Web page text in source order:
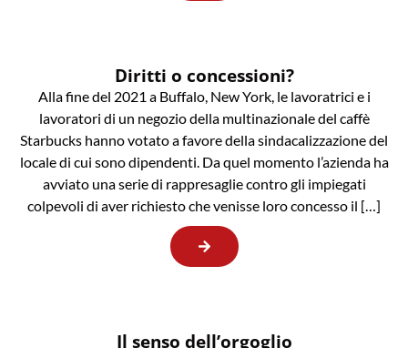
Diritti o concessioni?
Alla fine del 2021 a Buffalo, New York, le lavoratrici e i
lavoratori di un negozio della multinazionale del caffè
Starbucks hanno votato a favore della sindacalizzazione del
locale di cui sono dipendenti. Da quel momento l’azienda ha
avviato una serie di rappresaglie contro gli impiegati
colpevoli di aver richiesto che venisse loro concesso il […]
Il senso dell’orgoglio